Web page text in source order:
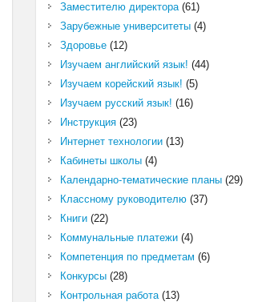
Заместителю директора(61)
Зарубежные университеты(4)
Здоровье(12)
Изучаем английский язык! (44)
Изучаем корейский язык! (5)
Изучаем русский язык! (16)
Инструкция(23)
Интернет технологии(13)
Кабинеты школы(4)
Календарно-тематические планы(29)
Классному руководителю(37)
Книги(22)
Коммунальные платежи(4)
Компетенция по предметам (6)
Конкурсы(28)
Контрольная работа(13)